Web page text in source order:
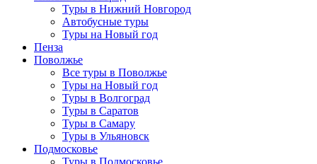
Туры в Нижний Новгород
Автобусные туры
Туры на Новый год
Пенза
Поволжье
Все туры в Поволжье
Туры на Новый год
Туры в Волгоград
Туры в Саратов
Туры в Самару
Туры в Ульяновск
Подмосковье
Туры в Подмосковье